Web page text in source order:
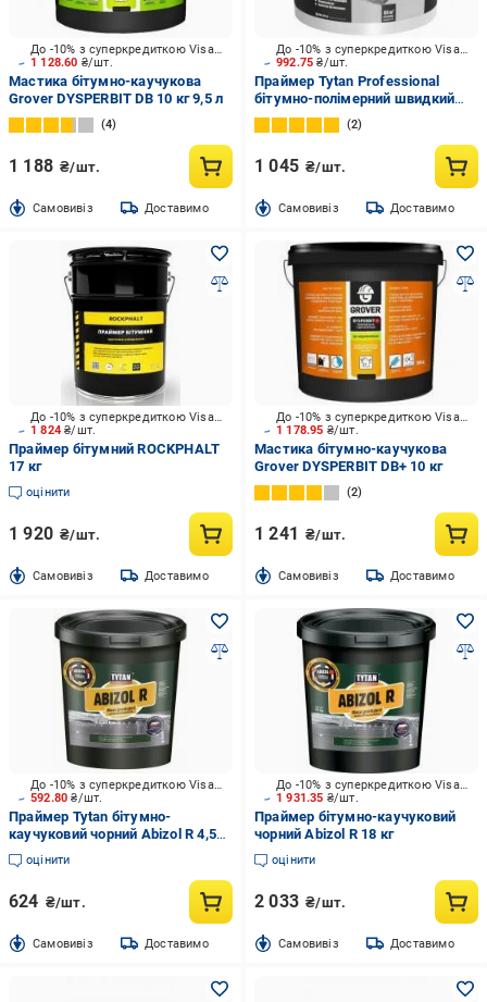
1 128.60 ₴/шт.
До -10% з суперкредиткою Visa Вигода
Мастика бітумно-каучукова
Grover DYSPERBIT DB 10 кг 9,5 л
4
1 188 ₴/шт.
Cамовивіз Доставимо
992.75₴/шт.
До -10% з суперкредиткою Visa Вигода
Праймер Tytan Professional
бітумно-полімерний швидкий
EVOMER 9 кг
2
1 045 ₴/шт.
Cамовивіз Доставимо
1 824₴/шт.
До -10% з суперкредиткою Visa Вигода
Праймер бітумний ROCKPHALT
17 кг
оцінити
1 920 ₴/шт.
Cамовивіз Доставимо
1 178.95 ₴/шт.
До -10% з суперкредиткою Visa Вигода
Мастика бітумно-каучукова
Grover DYSPERBIT DB+ 10 кг
2
1 241 ₴/шт.
Cамовивіз Доставимо
592.80₴/шт.
До -10% з суперкредиткою Visa Вигода
Праймер Tytan бітумно-
каучуковий чорний Abizol R 4,5
кг
оцінити
624 ₴/шт.
Cамовивіз Доставимо
1 931.35 ₴/шт.
До -10% з суперкредиткою Visa Вигода
Праймер бітумно-каучуковий
чорний Abizol R 18 кг
оцінити
2 033 ₴/шт.
Cамовивіз Доставимо